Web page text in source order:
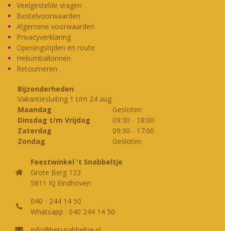
Veelgestelde vragen
Bestelvoorwaarden
Algemene voorwaarden
Privacyverklaring
Openingstijden en route
Heliumballonnen
Retourneren
Bijzonderheden
Vakantiesluiting 1 t/m 24 aug.
Maandag
Gesloten
Dinsdag t/m Vrijdag
09:30 - 18:00
Zaterdag
09:30 - 17:00
Zondag
Gesloten
Feestwinkel 't Snabbeltje
Grote Berg 123
5611 KJ Eindhoven
040 - 244 14 50
Whatsapp : 040 244 14 50